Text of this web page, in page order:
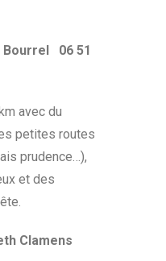
06 51
avec du
petites routes
prudence…),
et des
Clamens